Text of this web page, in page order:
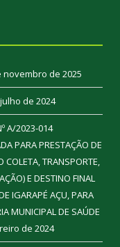
novembro de 2025
de 2024
A/2023-014
PARA PRESTAÇÃO DE
COLETA, TRANSPORTE,
E DESTINO FINAL
IGARAPÉ AÇU, PARA
MUNICIPAL DE SAÚDE
de 2024